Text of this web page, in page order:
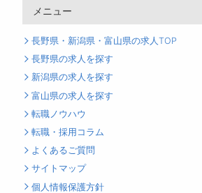
メニュー
長野県・新潟県・富山県の求人TOP
長野県の求人を探す
新潟県の求人を探す
富山県の求人を探す
転職ノウハウ
転職・採用コラム
よくあるご質問
サイトマップ
個人情報保護方針